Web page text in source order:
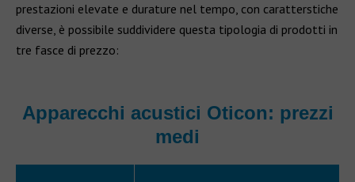
prestazioni elevate e durature nel tempo, con caratterstiche
diverse, è possibile suddividere questa tipologia di prodotti in
tre fasce di prezzo:
Apparecchi acustici Oticon: prezzi
medi